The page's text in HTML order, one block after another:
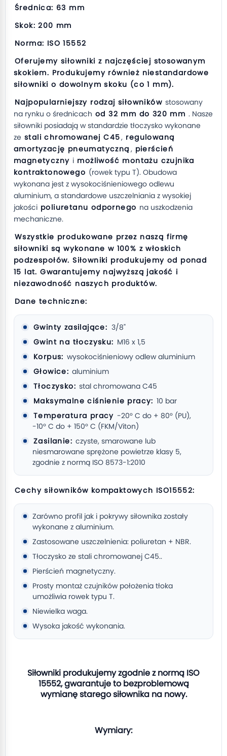
Średnica: 63 mm
Skok: 200 mm
Norma: ISO 15552
Oferujemy siłowniki z najczęściej stosowanym
skokiem. Produkujemy również niestandardowe
siłowniki o dowolnym skoku (co 1 mm).
Najpopularniejszy rodzaj siłowników stosowany
na rynku o średnicach od 32 mm do 320 mm . Nasze
siłowniki posiadają w standardzie tłoczysko wykonane
ze stali chromowanej C45, regulowaną
amortyzację pneumatyczną , pierścień
magnetyczny i możliwość montażu czujnika
kontraktonowego (rowek typu T). Obudowa
wykonana jest z wysokociśnieniowego odlewu
aluminium, a standardowe uszczelniania z wysokiej
jakości poliuretanu odpornego na uszkodzenia
mechaniczne.
Wszystkie produkowane przez naszą firmę
siłowniki są wykonane w 100% z włoskich
podzespołów. Siłowniki produkujemy od ponad
15 lat. Gwarantujemy najwyższą jakość i
niezawodność naszych produktów.
Dane techniczne:
Gwinty zasilające: 3/8"
Gwint na tłoczysku: M16 x 1,5
Korpus: wysokociśnieniowy odlew aluminium
Głowice: aluminium
Tłoczysko: stal chromowana C45
Maksymalne ciśnienie pracy: 10 bar
Temperatura pracy -20° C do + 80° (PU),
-10° C do + 150° C (FKM/Viton)
Zasilanie: czyste, smarowane lub
niesmarowane sprężone powietrze klasy 5,
zgodnie z normą ISO 8573-1:2010
Cechy siłowników kompaktowych ISO15552:
Zarówno profil jak i pokrywy siłownika zostały
wykonane z aluminium.
Zastosowane uszczelnienia: poliuretan + NBR.
Tłoczysko ze stali chromowanej C45..
Pierścień magnetyczny.
Prosty montaż czujników położenia tłoka
umożliwia rowek typu T.
Niewielka waga.
Wysoka jakość wykonania.
Siłowniki produkujemy zgodnie z normą ISO
15552, gwarantuje to bezproblemową
wymianę starego siłownika na nowy.
Wymiary: